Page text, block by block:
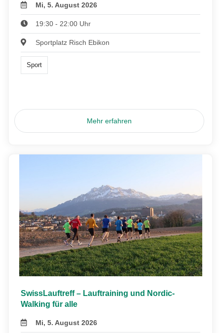
Mi, 5. August 2026
19:30 - 22:00 Uhr
Sportplatz Risch Ebikon
Sport
Mehr erfahren
SwissLauftreff – Lauftraining und Nordic-
Walking für alle
Mi, 5. August 2026